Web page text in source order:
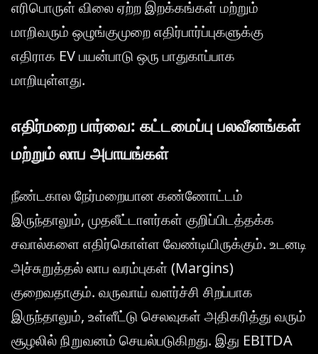
எரிபொருள் விலை ஏற்ற இறக்கங்கள் மற்றும்
மாறிவரும் ஒழுங்குமுறை எதிர்பார்ப்புகளுக்கு
எதிராக EV பயன்பாடு ஒரு பாதுகாப்பாக
மாறியுள்ளது.
எதிர்மறை பார்வை: கட்டமைப்பு பலவீனங்கள்
மற்றும் லாப அபாயங்கள்
நீண்டகால நேர்மறையான கண்ணோட்டம்
இருந்தாலும், முதலீட்டாளர்கள் குறிப்பிடத்தக்க
சவால்களை எதிர்கொள்ள வேண்டியிருக்கும். உடனடி
அச்சுறுத்தல் லாப வரம்புகள் (Margins)
குறைவதாகும். வருவாய் வளர்ச்சி சிறப்பாக
இருந்தாலும், உள்ளீட்டு செலவுகள் அதிகரித்து வரும்
சூழலில் நிறுவனம் செயல்படுகிறது. இது EBITDA